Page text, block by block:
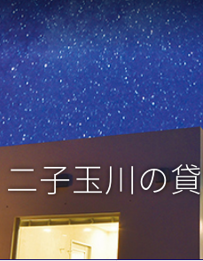
子玉川の